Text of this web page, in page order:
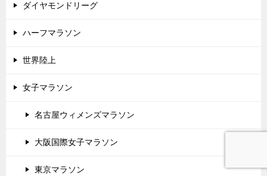
ダイヤモンドリーグ
ハーフマラソン
世界陸上
女子マラソン
名古屋ウィメンズマラソン
大阪国際女子マラソン
東京マラソン